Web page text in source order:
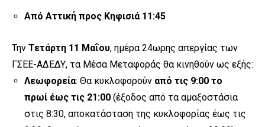
Από Αττική προς Κηφισιά 11:45
Την Τετάρτη 11 Μαΐου, ημέρα 24ωρης απεργίας των
ΓΣΕΕ-ΑΔΕΔΥ, τα Μέσα Μεταφοράς θα κινηθούν ως εξής:
Λεωφορεία: Θα κυκλοφορούν από τις 9:00 το
πρωί έως τις 21:00 (έξοδος από τα αμαξοστάσια
στις 8:30, αποκατάσταση της κυκλοφορίας έως τις